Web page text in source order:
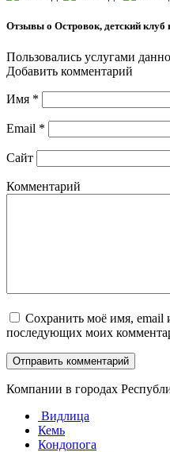
Отзывы о Островок, детский клуб
Пользовались услугами
Добавить комментарий
Имя *
Email *
Сайт
Комментарий
Сохранить моё имя, email
последующих моих
Компании в городах
Видлица
Кемь
Кондопога